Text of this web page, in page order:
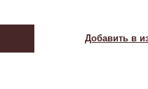
Добавить в